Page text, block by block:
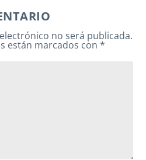
no será publicada.
están marcados con*